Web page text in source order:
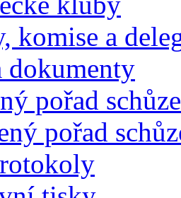
komise a
dokumenty
pořad schůze
pořad